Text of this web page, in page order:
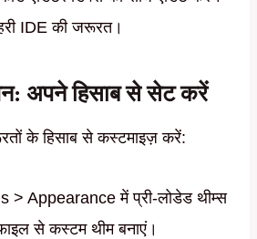
IDE की जरूरत।
अपने हिसाब से सेट करें
के हिसाब से कस्टमाइज़ करें:
> Appearance में प्री-लोडेड थीम्स
से कस्टम थीम बनाएं।